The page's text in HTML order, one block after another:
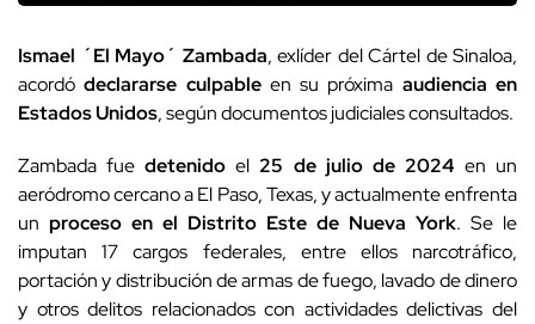
Ismael ´El Mayo´ Zambada, exlíder del Cártel de Sinaloa,
acordódeclararse culpableen su próxima audiencia en
Estados Unidos, según documentos judiciales consultados.
Zambada fuedetenido el 25 de julio de 2024 en un
aeródromo cercano a El Paso, Texas, y actualmente enfrenta
un proceso en el Distrito Este de Nueva York. Se le
imputan 17 cargos federales, entre ellos narcotráfico,
portación y distribución de armas de fuego, lavado de dinero
y otros delitos relacionados con actividades delictivas del